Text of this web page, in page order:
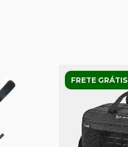
FRETE GRÁTIS